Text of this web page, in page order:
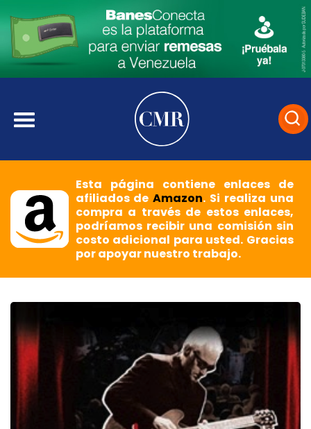
Esta página contiene enlaces de
afiliados deAmazon. Si realiza una
compra a través de estos enlaces,
podríamos recibir una comisión sin
costo adicional para usted. Gracias
por apoyar nuestro trabajo.